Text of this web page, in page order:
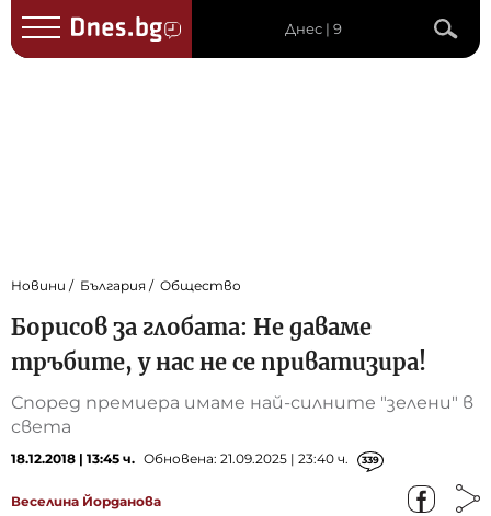
Днес | 9
Новини България Общество
Борисов за глобата: Не даваме
тръбите, у нас не се приватизира!
Според премиера имаме най-силните "зелени" в
света
18.12.2018 | 13:45 ч. Обновена: 21.09.2025 | 23:40 ч. 339
Веселина Йорданова